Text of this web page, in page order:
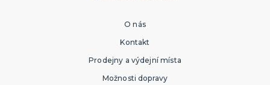
O nás
Kontakt
Prodejny a výdejní místa
Možnosti dopravy